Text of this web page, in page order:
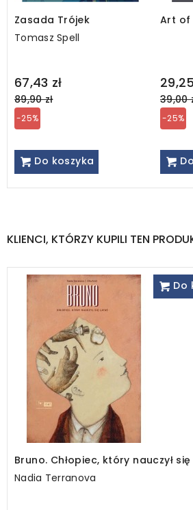
Zasada Trójek
Tomasz Spell
67,43 zł
Regular
price
89,90 zł
-25%
Do koszyka
Art of Japan, Japanisms
price
39,00
-25%
KLIENCI, KTÓRZY KUPILI TEN
Bruno. Chłopiec, który nauczył
Nadia Terranova
Do